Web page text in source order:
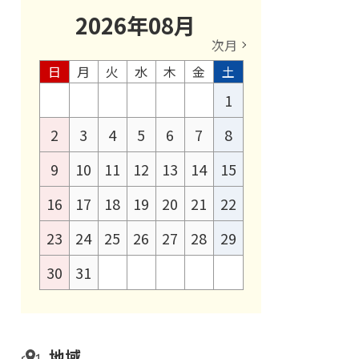
2026年08月
次月
日
月 火 水 木 金 土
1
2
3 4 5 6 7
8
9
10 11 12 13 14
15
16
17 18 19 20 21
22
23
24 25 26 27 28
29
30
31